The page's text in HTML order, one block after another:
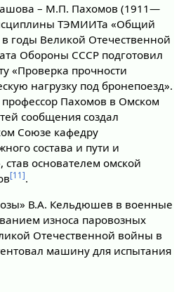
– М.П. Пахомов (1911—
ТЭМИИТа «Общий
годы Великой Отечественной
Обороны СССР подготовил
«Проверка прочности
нагрузку под бронепоезд».
Пахомов в Омском
сообщения создал
Союзе кафедру
состава и пути и
основателем омской
[11].
В.А. Кельдюшев в военные
износа паровозных
Отечественной войны в
машину для испытания